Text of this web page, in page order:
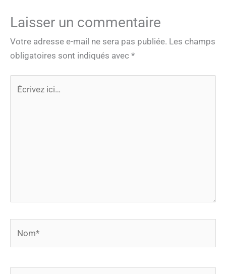
Laisser un commentaire
Votre adresse e-mail ne sera pas publiée. Les champs
obligatoires sont indiqués avec *